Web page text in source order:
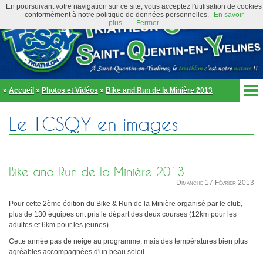
» Accueil » Photos et Vidéos » Bike and Run de la Minière 2013
Accueil Actualités
Organigramme
École de triathlon
Trombinoscope
Tenues et équipements
Newsletter
Bike and Run 2026
Présentation
Règlement
Le TCSQY en images
Bike and Run de la Minière 2013
Dimanche 17 Février 2013
Pour cette 2ème édition du Bike & Run de la Minière organisé par le club,
plus de 130 équipes ont pris le départ des deux courses (12km pour les
adultes et 6km pour les jeunes).
Cette année pas de neige au programme, mais des températures bien plus
agréables accompagnées d'un beau soleil.
En poursuivant votre navigation sur ce site, vous acceptez l'utilisation de cookies
conformément à notre politique de données personnelles.
En savoir
plus
Fermer